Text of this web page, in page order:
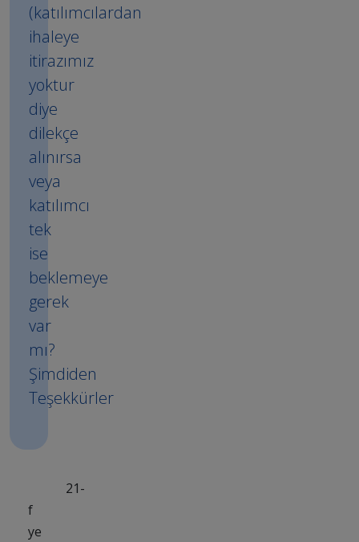
(katılımcılardan
ihaleye
itirazımız
yoktur
diye
dilekçe
alınırsa
veya
katılımcı
tek
ise
beklemeye
gerek
var
mı?
Şimdiden
Teşekkürler
21-
f
ye